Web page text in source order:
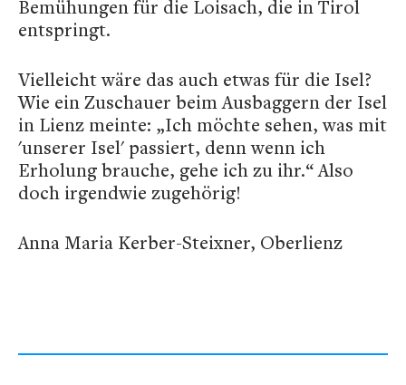
Bemühungen für die Loisach, die in Tirol
entspringt.
Vielleicht wäre das auch etwas für die Isel?
Wie ein Zuschauer beim Ausbaggern der Isel
in Lienz meinte: „Ich möchte sehen, was mit
'unserer Isel' passiert, denn wenn ich
Erholung brauche, gehe ich zu ihr.“ Also
doch irgendwie zugehörig!
Anna Maria Kerber-Steixner, Oberlienz